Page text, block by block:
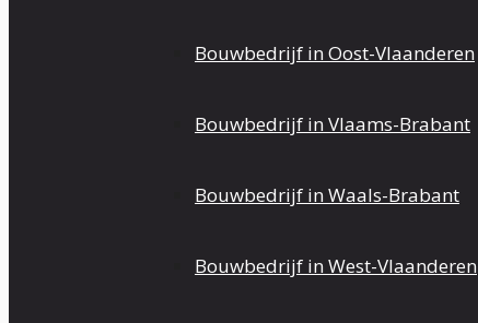
Bouwbedrijf in Oost-Vlaanderen
Bouwbedrijf in Vlaams-Brabant
Bouwbedrijf in Waals-Brabant
Bouwbedrijf in West-Vlaanderen